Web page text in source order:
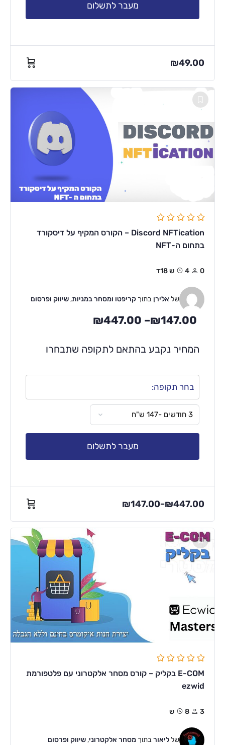
מעבר לתשלום
₪49.00
Discord NFTication – הקורס המקיף על דיסקורד
בתחום ה-NFT
0 4ש 18ד
של אלירן בתוך קריפטו ומסחר במניות, שיווק ופרסום
₪147.00
–
₪447.00
המחיר נקבע בהתאם לתקופה שתבחרו
בחר תקופה:
מעבר לתשלום
₪147.00–₪447.00
E-COM בקליק – קורס מסחר אלקטרוני עם פלטפורמת
ezwid
3 8ש
שלליאורבתוך מסחר אלקטרוני,שיווק ופרסום